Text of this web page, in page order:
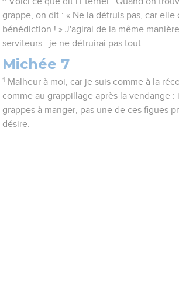
grappe, on dit : « Ne la détruis pas, car
bénédiction ! » J'agirai de la même
serviteurs : je ne détruirai pas tout.
Michée 7
1 Malheur à moi, car je suis comme à la
comme au grappillage après la vendange :
grappes à manger, pas une de ces figues
désire.